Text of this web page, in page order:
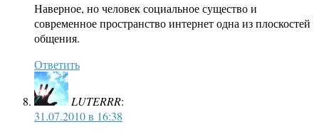
Наверное, но человек социальное существо и
современное пространство интернет одна из плоскостей
общения.
Ответить
LUTERRR:
31.07.2010 в 16:38